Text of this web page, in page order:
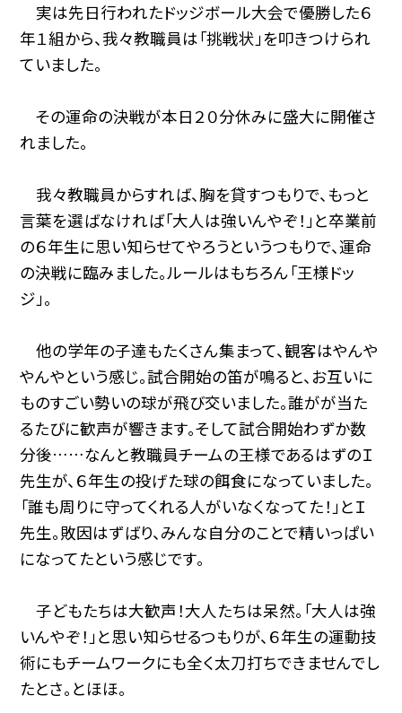
実は先日行われたドッジボール大会で優勝した６
年１組から、我々教職員は「挑戦状」を叩きつけられ
ていました。
その運命の決戦が本日２０分休みに盛大に開催さ
れました。
我々教職員からすれば、胸を貸すつもりで、もっと
言葉を選ばなければ「大人は強いんやぞ！」と卒業前
の６年生に思い知らせてやろうというつもりで、運命
の決戦に臨みました。ルールはもちろん「王様ドッ
ジ」。
他の学年の子達もたくさん集まって、観客はやんや
やんやという感じ。試合開始の笛が鳴ると、お互いに
ものすごい勢いの球が飛び交いました。誰がが当た
るたびに歓声が響きます。そして試合開始わずか数
分後……なんと教職員チームの王様であるはずのＩ
先生が、６年生の投げた球の餌食になっていました。
「誰も周りに守ってくれる人がいなくなってた！」とＩ
先生。敗因はずばり、みんな自分のことで精いっぱい
になってたという感じです。
子どもたちは大歓声！大人たちは呆然。「大人は強
いんやぞ！」と思い知らせるつもりが、６年生の運動技
術にもチームワークにも全く太刀打ちできませんでし
たとさ。とほほ。